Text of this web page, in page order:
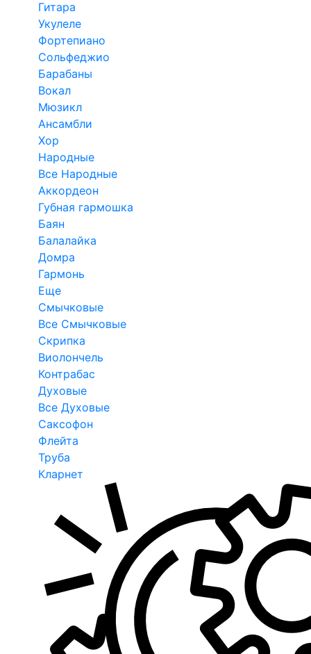
Гитара
Укулеле
Фортепиано
Сольфеджио
Барабаны
Вокал
Мюзикл
Ансамбли
Хор
Народные
Все Народные
Аккордеон
Губная гармошка
Баян
Балалайка
Домра
Гармонь
Еще
Смычковые
Все Смычковые
Скрипка
Виолончель
Контрабас
Духовые
Все Духовые
Саксофон
Флейта
Труба
Кларнет